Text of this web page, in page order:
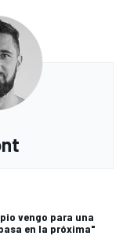
vengo para una
en la próxima"